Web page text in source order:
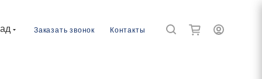
Заказать звонок Контакты